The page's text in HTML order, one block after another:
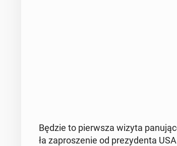
Będzie to pierw­sza wizyta
ła za­pro­sze­nie od pre­zy­den­ta